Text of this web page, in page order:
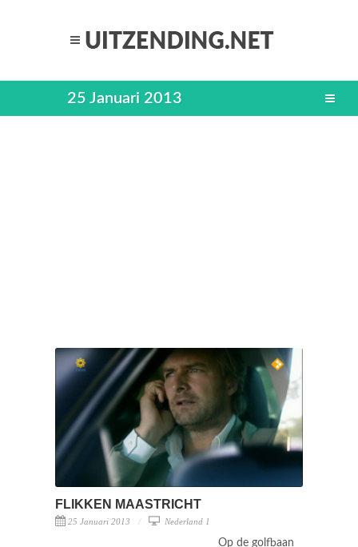
25 Januari 2013
FLIKKEN MAASTRICHT
25 Januari 2013 Nederland 1
Op de golfbaan